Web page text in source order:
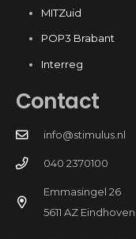
MITZuid
POP3 Brabant
Interreg
Contact
info@stimulus.nl
040 2370100
Emmasingel 26
5611 AZ Eindhoven